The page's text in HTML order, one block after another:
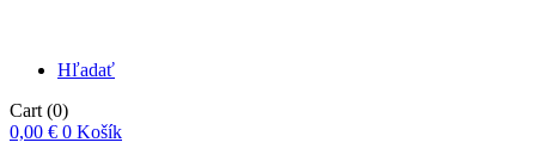
Hľadať
Cart (0)
0,00 € 0 Košík